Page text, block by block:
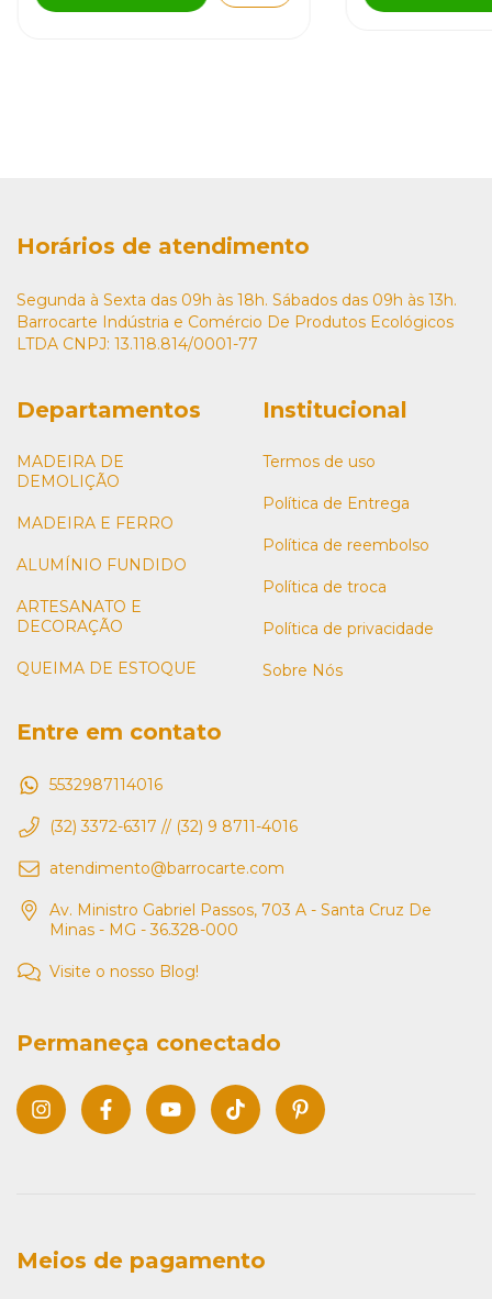
Horários de atendimento
Segunda à Sexta das 09h às 18h. Sábados das 09h às 13h.
Barrocarte Indústria e Comércio De Produtos Ecológicos
LTDA CNPJ: 13.118.814/0001-77
Departamentos
MADEIRA DE
DEMOLIÇÃO
MADEIRA E FERRO
ALUMÍNIO FUNDIDO
ARTESANATO E
DECORAÇÃO
QUEIMA DE ESTOQUE
Institucional
Termos de uso
Política de Entrega
Política de reembolso
Política de troca
Política de privacidade
Sobre Nós
Entre em contato
5532987114016
(32) 3372-6317 // (32) 9 8711-4016
atendimento@barrocarte.com
Av. Ministro Gabriel Passos, 703 A - Santa Cruz De
Minas - MG - 36.328-000
Visite o nosso Blog!
Permaneça conectado
Meios de pagamento